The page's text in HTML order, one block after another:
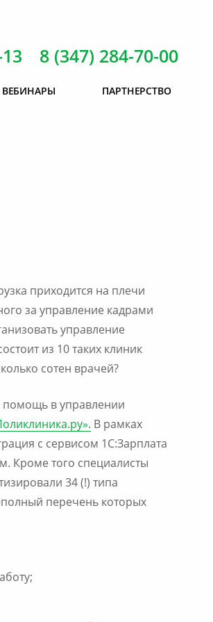
приходится на плечи
за управление кадрами
управление
из 10 таких клиник
сотен врачей?
помощь в управлении
В рамках
с сервисом 1С:Зарплата
Кроме того специалисты
34 (!) типа
перечень которых
13 8 (347) 284-70-00
ВЕБИНАРЫ ПАРТНЕРСТВО